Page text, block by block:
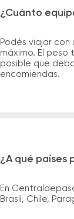
¿Cuánto
Podés viajar
máximo. El peso
posible que
encomiendas.
¿A qué países
En
Brasil, Chile,